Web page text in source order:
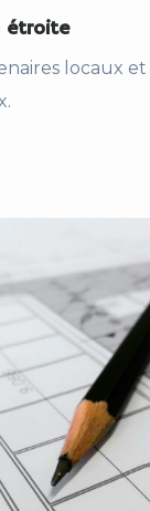
étroite
locaux et